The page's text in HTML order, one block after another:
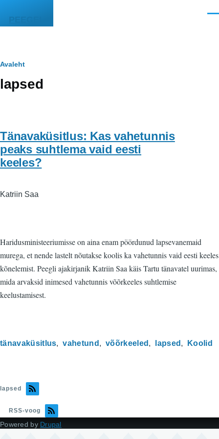
PEEGEL
Leivapuru
Avaleht
lapsed
Tänavaküsitlus: Kas vahetunnis
peaks suhtlema vaid eesti
keeles?
Katriin Saa
Haridusministeeriumisse on aina enam pöördunud lapsevanemaid
murega, et nende lastelt nõutakse koolis ka vahetunnis vaid eesti keeles
kõnelemist. Peegli ajakirjanik Katriin Saa käis Tartu tänavatel uurimas,
mida arvaksid inimesed vahetunnis võõrkeeles suhtlemise
keelustamisest.
tänavaküsitlus vahetund võõrkeeled lapsed Koolid
lapsed
RSS-voog
Powered by Drupal